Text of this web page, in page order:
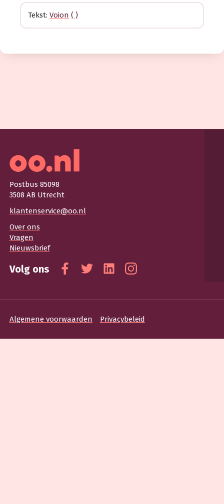
Tekst: Voion ( )
Postbus 85098
3508 AB Utrecht
klantenservice@oo.nl
Over ons
Vragen
Nieuwsbrief
Volg ons
Facebook
TwitterLinkedinInstagram
Algemene voorwaarden Privacybeleid